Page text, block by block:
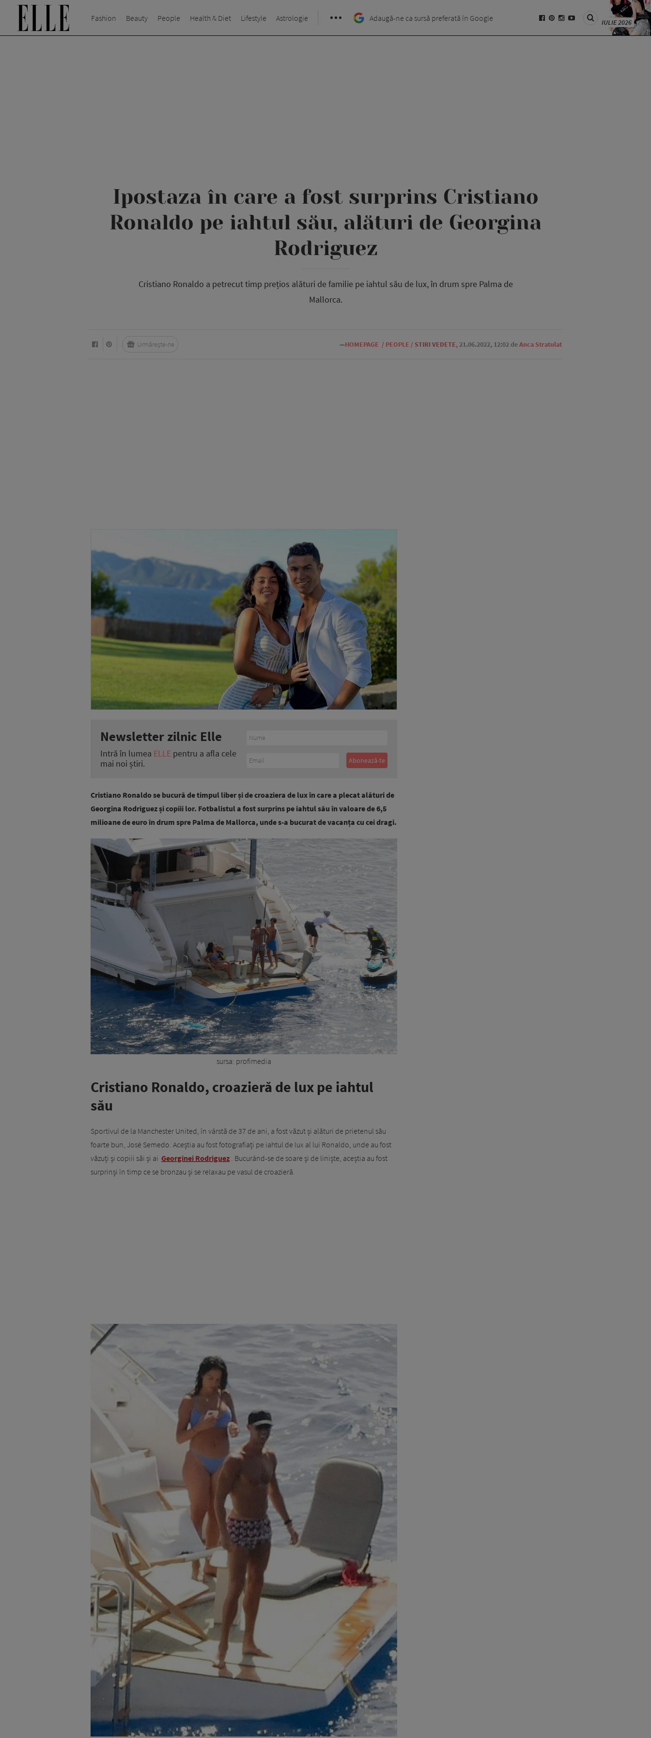
Fashion Beauty People Health & Diet Lifestyle Astrologie Adaugă-ne ca sursă preferată în Google IULIE 2026
Ipostaza în care a fost surprins Cristiano
Ronaldo pe iahtul său, alături de Georgina
Rodriguez
Cristiano Ronaldo a petrecut timp prețios alături de familie pe iahtul său de lux, în drum spre Palma de
Mallorca.
—HOMEPAGE / PEOPLE / STIRI VEDETE, 21.06.2022, 12:02 deAnca Stratulat
Urmărește-ne
Newsletter zilnic Elle
Intră în lumea ELLE pentru a afla cele
mai noi știri.
Cristiano Ronaldo se bucură de timpul liber și de croaziera de lux în care a plecat alături de
Georgina Rodriguez și copiii lor. Fotbalistul a fost surprins pe iahtul său în valoare de 6,5
milioane de euro în drum spre Palma de Mallorca, unde s-a bucurat de vacanța cu cei dragi.
sursa: profimedia
Cristiano Ronaldo, croazieră de lux pe iahtul
său
Sportivul de la Manchester United, în vârstă de 37 de ani, a fost văzut și alături de prietenul său
foarte bun, José Semedo. Aceștia au fost fotografiați pe iahtul de lux al lui Ronaldo, unde au fost
văzuți și copiii săi și ai Georginei Rodriguez . Bucurând-se de soare și de liniște, aceștia au fost
surprinși în timp ce se bronzau și se relaxau pe vasul de croazieră.